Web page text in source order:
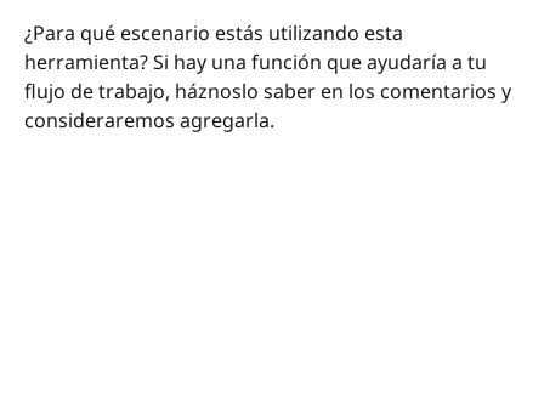
¿Para qué escenario estás utilizando esta
herramienta? Si hay una función que ayudaría a tu
flujo de trabajo, háznoslo saber en los comentarios y
consideraremos agregarla.